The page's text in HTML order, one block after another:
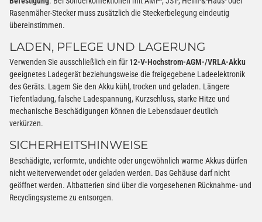
Rasenmäher-Stecker muss zusätzlich die Steckerbelegung eindeutig
übereinstimmen.
LADEN, PFLEGE UND LAGERUNG
Verwenden Sie ausschließlich ein für 12-V-Hochstrom-AGM-/VRLA-Akku
geeignetes Ladegerät beziehungsweise die freigegebene Ladeelektronik
des Geräts. Lagern Sie den Akku kühl, trocken und geladen. Längere
Tiefentladung, falsche Ladespannung, Kurzschluss, starke Hitze und
mechanische Beschädigungen können die Lebensdauer deutlich
verkürzen.
SICHERHEITSHINWEISE
Beschädigte, verformte, undichte oder ungewöhnlich warme Akkus dürfen
nicht weiterverwendet oder geladen werden. Das Gehäuse darf nicht
geöffnet werden. Altbatterien sind über die vorgesehenen Rücknahme- und
Recyclingsysteme zu entsorgen.